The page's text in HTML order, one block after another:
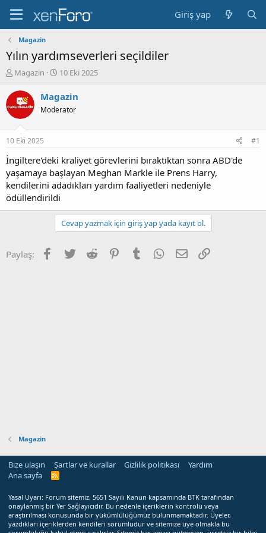
Giriş yap
Magazin
Yılın yardımseverleri seçildiler
K
n
b
u
u
b
a
ş
l
a
t
a
Magazin
B
ş
l
a
ç
a
r
i
h
10 Eki 2025
Magazin
Moderator
10 Eki 2025 #1
İngiltere'deki kraliyet görevlerini bıraktıktan sonra ABD'de
yaşamaya başlayan Meghan Markle ile Prens Harry,
kendilerini adadıkları yardım faaliyetleri nedeniyle
ödüllendirildi
Cevap yazmak için giriş yap yada kayıt ol.
Paylaş: Facebook
Twitter Reddit PinterestTumblr WhatsApp
E-posta
Magazin
Bize ulaşın Şartlar ve kurallar Gizlilik politikası
Yardım
Ana sayfa
R
Yasal Uyarı: Forum sitemiz, 5651 Sayılı Kanun kapsamında BTK tarafından
onaylanmış bir Yer Sağlayıcıdır. Bu nedenle içeriklerin kontrolü veya
araştırılması konusunda bir yükümlülüğümüz bulunmamaktadır. Üyeler,
yazdıkları içeriklerden kendileri sorumludur ve sitemize üye olmakla bu